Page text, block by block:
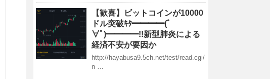
【歓喜】ビットコインが10000
ドル突破ｷﾀ━━━━(ﾟ
∀ﾟ)━━━━!!新型肺炎による
経済不安が要因か
http://hayabusa9.5ch.net/test/read.cgi/
n …